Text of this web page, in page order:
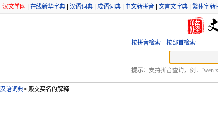
汉文学网 在线新华字典 汉语词典 成语词典 中文转拼音 文言文字典 繁体字转
按拼音检索 按部首检索
提示： 支持拼音查询，例：“wen
汉语词典> 贩交买名的解释